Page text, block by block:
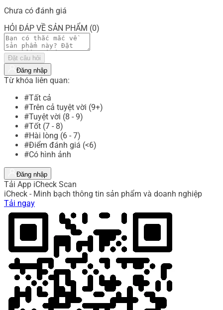
Chưa có đánh giá
HỎI ĐÁP VỀ SẢN PHẨM (0)
Đặt câu hỏi
Đăng nhập
Từ khóa liên quan:
#Tất cả
#Trên cả tuyệt vời (9+)
#Tuyệt vời (8 - 9)
#Tốt (7 - 8)
#Hài lòng (6 - 7)
#Điểm đánh giá (<6)
#Có hình ảnh
Đăng nhập
Tải App iCheck Scan
iCheck - Minh bạch thông tin sản phẩm và doanh nghiệp
Tải ngay